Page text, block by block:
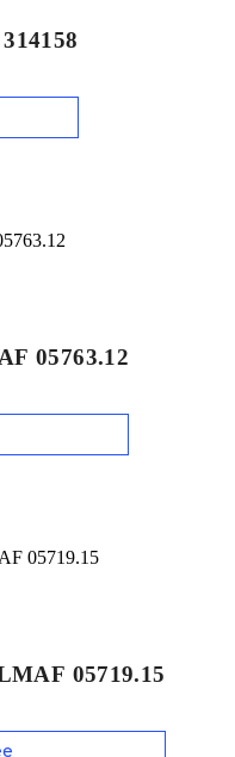
05763.12
05719.15